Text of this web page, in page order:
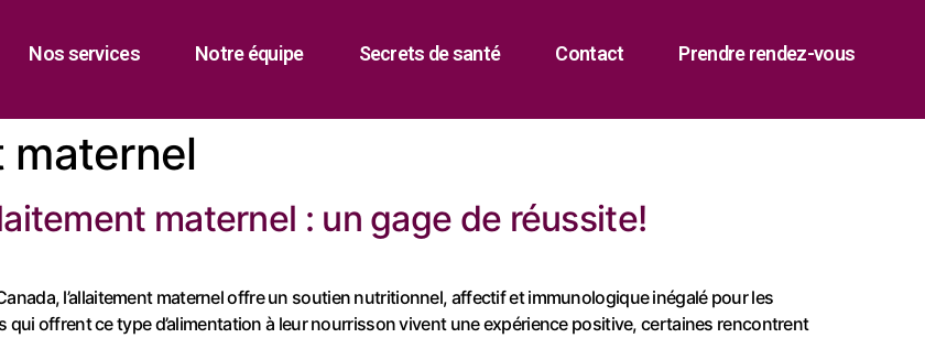
Nos services Notre équipe Secrets de santé Contact Prendre rendez-vous
maternel
maternel : un gage de réussite!
l’allaitement maternel offre un soutien nutritionnel, affectif et immunologique inégalé pour les
offrent ce type d’alimentation à leur nourrisson vivent une expérience positive, certaines rencontrent